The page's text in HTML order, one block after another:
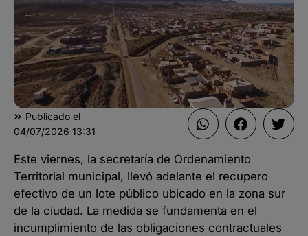
Publicado el
04/07/2026 13:31
Este viernes, la secretaría de Ordenamiento
Territorial municipal, llevó adelante el recupero
efectivo de un lote público ubicado en la zona sur
de la ciudad. La medida se fundamenta en el
incumplimiento de las obligaciones contractuales